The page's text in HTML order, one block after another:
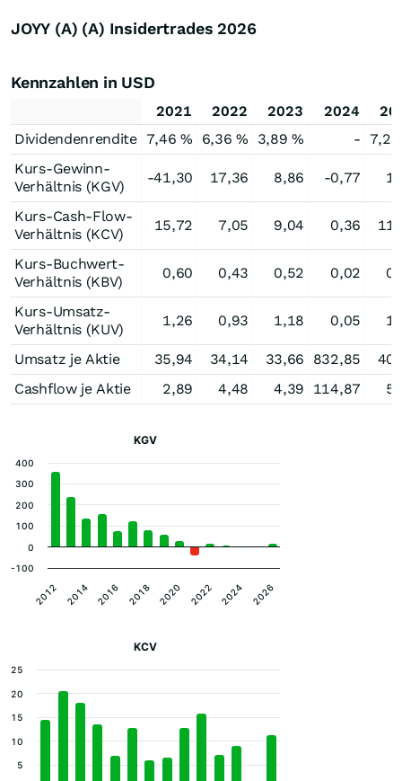
JOYY (A) (A) Insidertrades 2026
Kennzahlen in USD
2021 2022 2023 2024
Dividendenrendite 7,46 % 6,36 % 3,89 % - 7,22
Kurs-Gewinn-
Verhältnis (KGV)
-41,30 17,36 8,86 -0,77
Kurs-Cash-Flow-
Verhältnis (KCV)
15,72 7,05 9,04 0,36
Kurs-Buchwert-
Verhältnis (KBV)
0,60 0,43 0,52 0,02
Kurs-Umsatz-
Verhältnis (KUV)
1,26 0,93 1,18 0,05
Umsatz je Aktie 35,94 34,14 33,66 832,85
Cashflow je Aktie
2,89 4,48 4,39 114,87
KGV
2012 2014 2016 2018 2020 2022 2024 2026
-100
0
100
200
300
400
KCV
5
10
15
20
25